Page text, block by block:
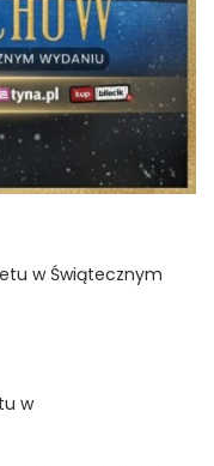
w Świątecznym
w